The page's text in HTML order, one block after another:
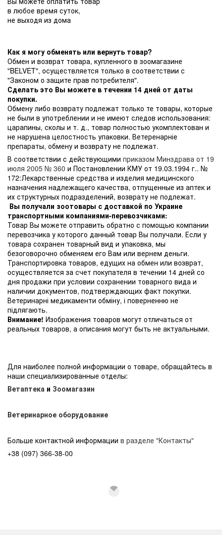
в любое время суток,
не выходя из дома
Как я могу обменять или вернуть товар?
Обмен и возврат товара, купленного в зоомагазине
"BELVET", осуществляется только в соответствии с
"Законом о защите прав потребителя".
Сделать это Вы можете в течении 14 дней от даты
покупки.
Обмену либо возврату подлежат только те товары, которые
не были в употреблении и не имеют следов использования:
царапины, сколы и т. д., товар полностью укомплектован и
не нарушена целостность упаковки. Ветеренарніе
препараты, обмену и возврату не подлежат.
В соответствии с действующими приказом Минздрава от 19
июля 2005 № 360 и Постановлении КМУ от 19.03.1994 г.. №
172:Лекарственные средства и изделия медицинского
назначения надлежащего качества, отпущенные из аптек и
их структурных подразделений, возврату не подлежат.
Вы получали зоотовары с доставкой по Украине
транспортными компаниями-перевозчиками:
Товар Вы можете отправить обратно с помощью компании
перевозчика у которого данный товар Вы получали. Если у
товара сохранен товарный вид и упаковка, мы
безоговорочно обменяем его Вам или вернем деньги.
Транспортировка товаров, едущих на обмен или возврат,
осуществляется за счет покупателя в течении 14 дней со
дня продажи при условии сохранении товарного вида и
наличии документов, подтверждающих факт покупки.
Ветеринарні медикаменти обміну, і поверненню не
підлягають.
Внимание! Изображения товаров могут отличаться от
реальных товаров, а описания могут быть не актуальными.
Для наиболее полной информации о товаре, обращайтесь в
наши специализированные отделы:
Ветаптека и Зоомагазин
Ветеринарное оборудование
Больше контактной информации в разделе "Контакты"
+38 (097) 366-38-00